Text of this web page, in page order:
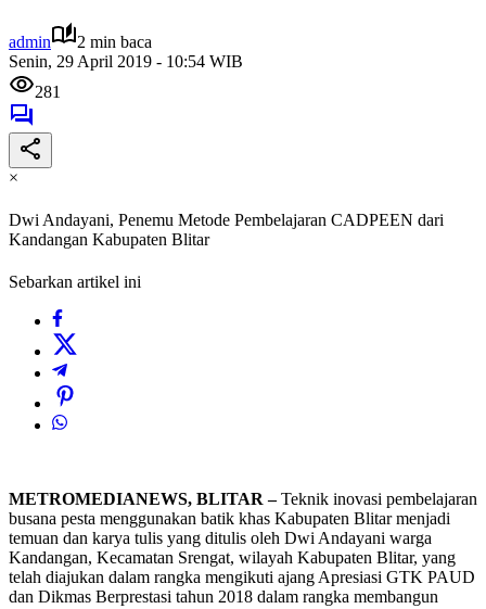
admin
2 min baca
Senin, 29 April 2019 - 10:54 WIB
281
×
Dwi Andayani, Penemu Metode Pembelajaran CADPEEN dari
Kandangan Kabupaten Blitar
Sebarkan artikel ini
METROMEDIANEWS, BLITAR –Teknik inovasi pembelajaran
busana pesta menggunakan batik khas Kabupaten Blitar menjadi
temuan dan karya tulis yang ditulis oleh Dwi Andayani warga
Kandangan, Kecamatan Srengat, wilayah Kabupaten Blitar, yang
telah diajukan dalam rangka mengikuti ajang Apresiasi GTK PAUD
dan Dikmas Berprestasi tahun 2018 dalam rangka membangun